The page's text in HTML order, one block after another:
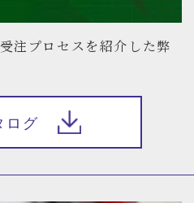
注プロセスを紹介した弊
ログ